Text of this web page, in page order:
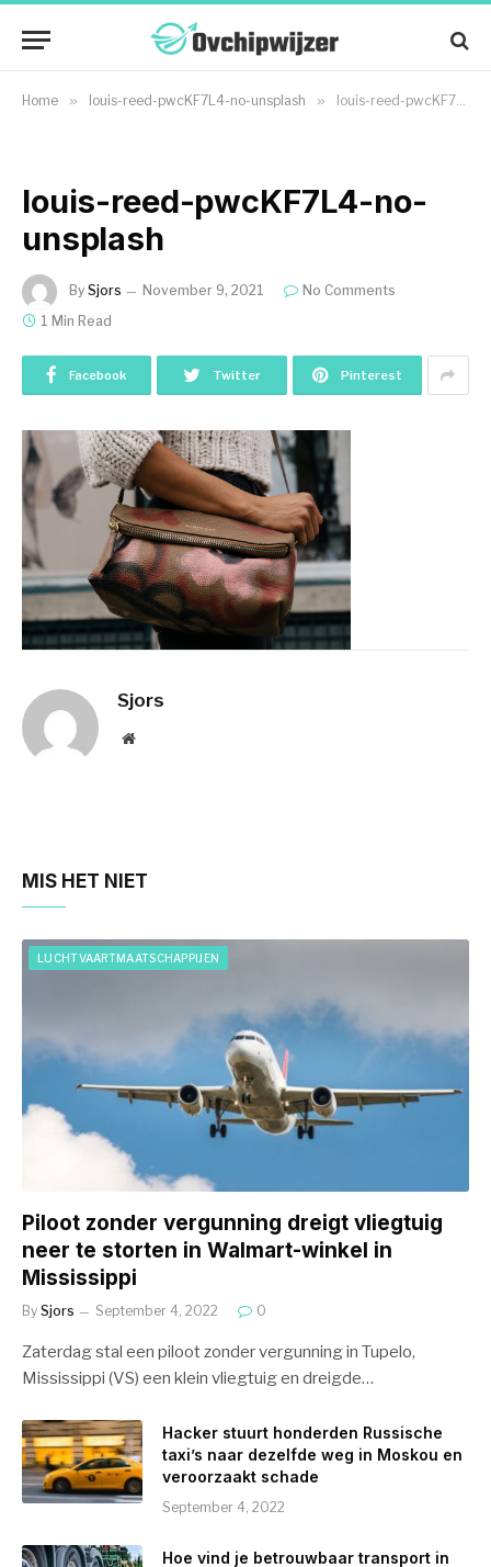
Home » louis-reed-pwcKF7L4-no-unsplash » louis-reed-pwcKF7L4-no-unsplash
louis-reed-pwcKF7L4-no-
unsplash
By Sjors November 9, 2021
No Comments
1 Min Read
Facebook Twitter Pinterest
Sjors
Website
MIS HET NIET
LUCHTVAARTMAATSCHAPPIJEN
Piloot zonder vergunning dreigt vliegtuig
neer te storten in Walmart-winkel in
Mississippi
By Sjors September 4, 2022 0
Zaterdag stal een piloot zonder vergunning in Tupelo,
Mississippi (VS) een klein vliegtuig en dreigde…
Hacker stuurt honderden Russische
taxi’s naar dezelfde weg in Moskou en
veroorzaakt schade
September 4, 2022
Hoe vind je betrouwbaar transport in